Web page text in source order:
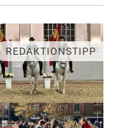
REDAKTIONSTIPP